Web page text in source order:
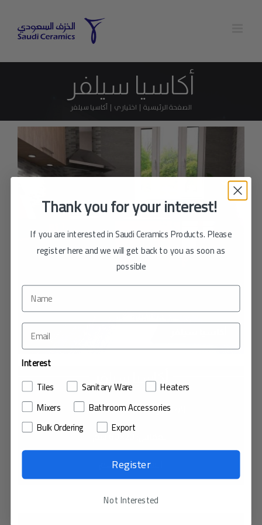
أكاسيا سيلفر
الصفحة الرئيسية اختياري أكاسيا سيلفر
أكاسيا سيلفر
بلاط سيراميك / النمط الخشبي
السماكة: 1.0 سم
عرض المنتج في غرفتي
Thank you for your interest!
If you are interested in Saudi Ceramics Products. Please
register here and we will get back to you as soon as
possible
Interest
Tiles Sanitary Ware Heaters
Mixers
Bathroom Accessories
Bulk Ordering
Export
Register
Not Interested